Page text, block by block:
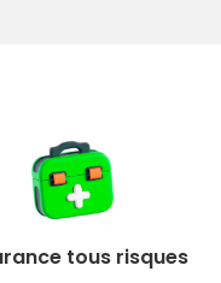
tous risques